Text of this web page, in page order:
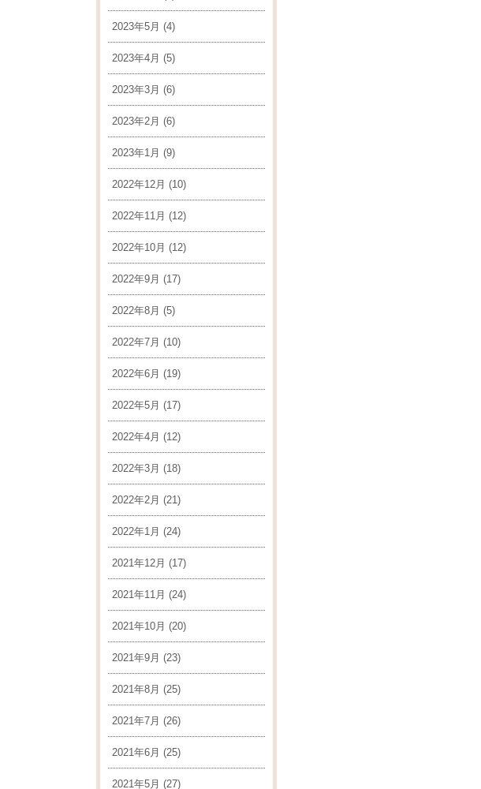
2023年5月 (4)
2023年4月 (5)
2023年3月 (6)
2023年2月 (6)
2023年1月 (9)
2022年12月 (10)
2022年11月 (12)
2022年10月 (12)
2022年9月 (17)
2022年8月 (5)
2022年7月 (10)
2022年6月 (19)
2022年5月 (17)
2022年4月 (12)
2022年3月 (18)
2022年2月 (21)
2022年1月 (24)
2021年12月 (17)
2021年11月 (24)
2021年10月 (20)
2021年9月 (23)
2021年8月 (25)
2021年7月 (26)
2021年6月 (25)
2021年5月 (27)